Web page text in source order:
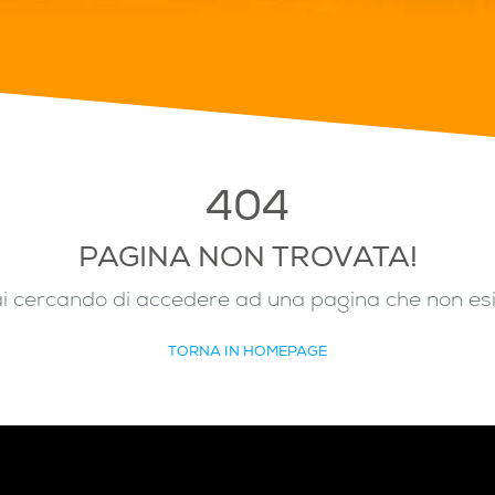
404
PAGINA NON TROVATA!
cercando di accedere ad una pagina che non
TORNA IN HOMEPAGE